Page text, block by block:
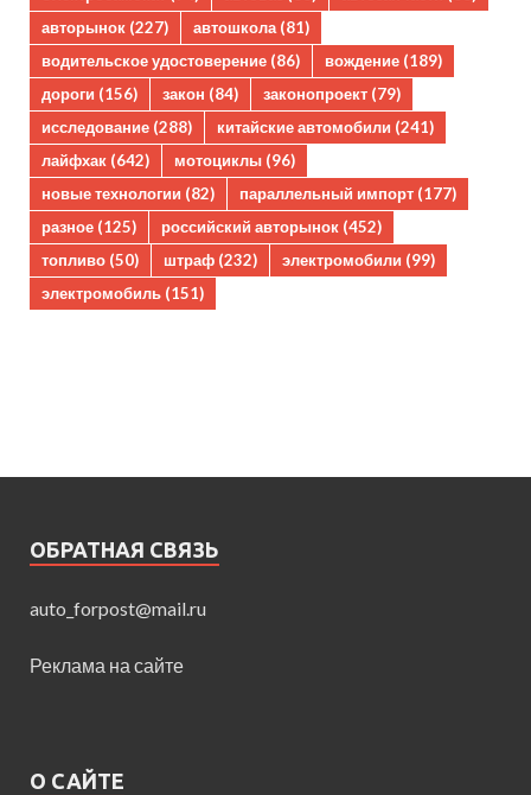
авторынок (227) автошкола(81)
водительское удостоверение (86) вождение (189)
дороги (156) закон (84) законопроект (79)
исследование (288) китайские автомобили (241)
лайфхак (642) мотоциклы (96)
новые технологии (82) параллельный импорт (177)
разное (125) российский авторынок (452)
топливо (50) штраф (232) электромобили (99)
электромобиль (151)
ОБРАТНАЯ СВЯЗЬ
auto_forpost@mail.ru
Реклама на сайте
О САЙТЕ